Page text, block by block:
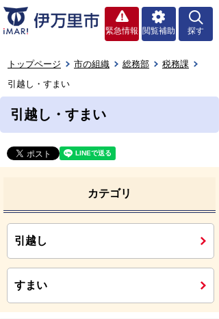
緊急情報 閲覧補助 探す
トップページ 市の組織 総務部
税務課
引越し・すまい
引越し・すまい
カテゴリ
引越し
すまい